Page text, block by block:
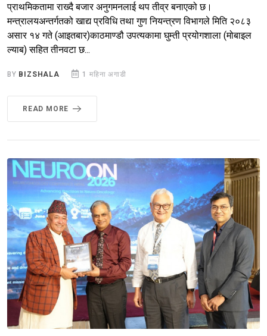
प्राथमिकतामा राख्दै बजार अनुगमनलाई थप तीव्र बनाएको छ।
मन्त्रालयअन्तर्गतको खाद्य प्रविधि तथा गुण नियन्त्रण विभागले मिति २०८३
असार १४ गते (आइतबार)काठमाण्डौ उपत्यकामा घुम्ती प्रयोगशाला (मोबाइल
ल्याब) सहित तीनवटा छ...
BY BIZSHALA 1 महिना अगाडी
READ MORE